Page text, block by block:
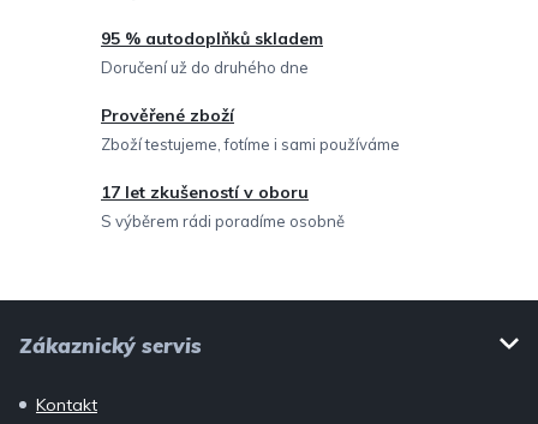
p
r
y
v
ý
95 % autodoplňků skladem
Doručení už do druhého dne
Prověřené zboží
Zboží testujeme, fotíme i sami používáme
17 let zkušeností v oboru
S výběrem rádi poradíme osobně
Zákaznický servis
Kontakt